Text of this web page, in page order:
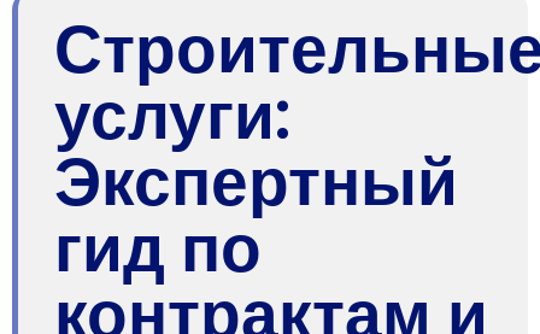
услуги:
Экспертный
гид по
контрактам и